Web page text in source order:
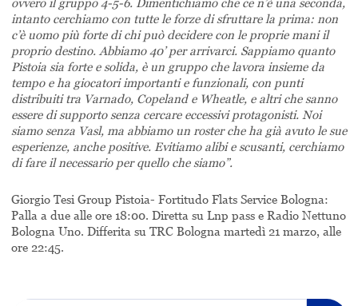
intanto cerchiamo con tutte le forze di sfruttare la prima: non
c’è uomo più forte di chi può decidere con le proprie mani il
proprio destino. Abbiamo 40’ per arrivarci. Sappiamo quanto
Pistoia sia forte e solida, è un gruppo che lavora insieme da
tempo e ha giocatori importanti e funzionali, con punti
distribuiti tra Varnado, Copeland e Wheatle, e altri che sanno
essere di supporto senza cercare eccessivi protagonisti. Noi
siamo senza Vasl, ma abbiamo un roster che ha già avuto le sue
esperienze, anche positive. Evitiamo alibi e scusanti, cerchiamo
di fare il necessario per quello che siamo”.
Giorgio Tesi Group Pistoia- Fortitudo Flats Service Bologna:
Palla a due alle ore 18:00. Diretta su Lnp pass e Radio Nettuno
Bologna Uno. Differita su TRC Bologna martedì 21 marzo, alle
ore 22:45.